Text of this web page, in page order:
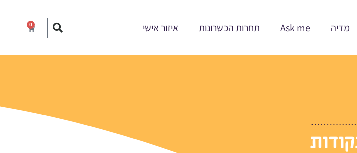
מדיה Ask me תחרות הכשרונות איזור אישי 0
עגלת
קניות